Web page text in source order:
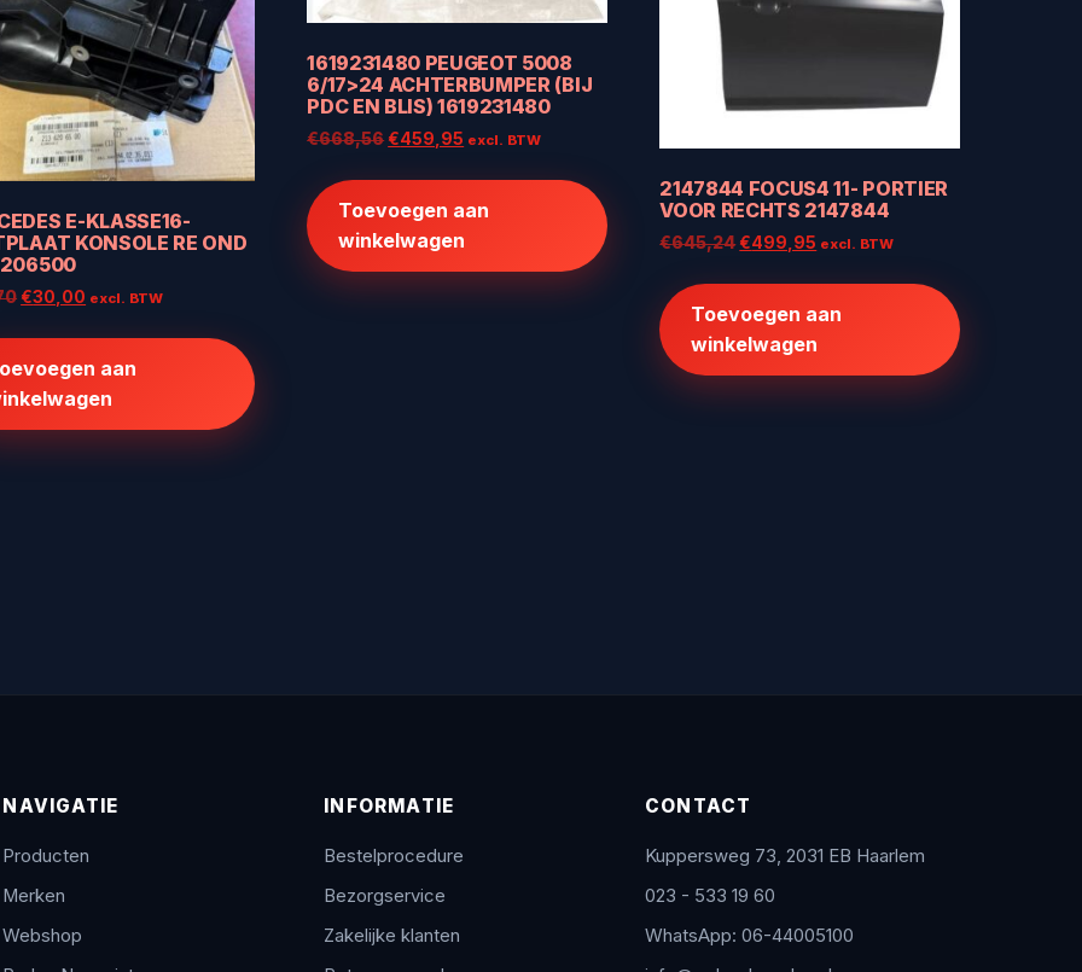
E-KLASSE16-
KONSOLE RE OND
Oorspronkelijke
€55,70.
€30,00 Huidige
€30,00.
excl. BTW
aan
1619231480 PEUGEOT 5008
6/17>24 ACHTERBUMPER (BIJ
PDC EN BLIS) 1619231480
€668,56Oorspronkelijke
€668,56.
€459,95 Huidige
€459,95.
excl. BTW
Toevoegen aan
winkelwagen
2147844 FOCUS4 11- PORTIER
VOOR RECHTS 2147844
€645,24Oorspronkelijke
€645,24.
€499,95 Huidige
€499,95.
excl. BTW
Toevoegen aan
winkelwagen
NAVIGATIE
Producten
Merken
Webshop
INFORMATIE
Bestelprocedure
Bezorgservice
Zakelijke klanten
CONTACT
Kuppersweg 73, 2031 EB Haarlem
023 - 533 19 60
WhatsApp: 06-44005100